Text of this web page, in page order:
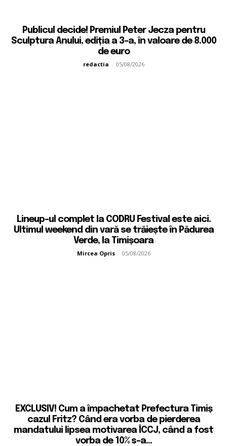
Publicul decide! Premiul Peter Jecza pentru
Sculptura Anului, ediția a 3-a, în valoare de 8.000
de euro
redactia - 05/08/2026
Lineup-ul complet la CODRU Festival este aici.
Ultimul weekend din vară se trăiește în Pădurea
Verde, la Timișoara
Mircea Opris - 05/08/2026
EXCLUSIV! Cum a împachetat Prefectura Timiș
cazul Fritz? Când era vorba de pierderea
mandatului lipsea motivarea ÎCCJ, când a fost
vorba de 10% s-a...